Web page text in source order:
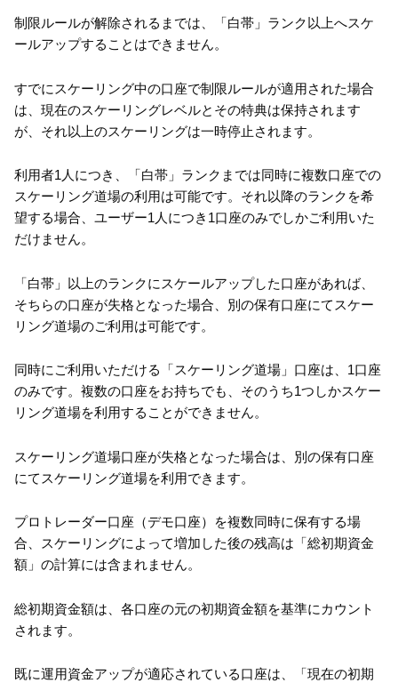
制限ルールが解除されるまでは、「白帯」ランク以上へスケ
ールアップすることはできません。
すでにスケーリング中の口座で制限ルールが適用された場合
は、現在のスケーリングレベルとその特典は保持されます
が、それ以上のスケーリングは一時停止されます。
利用者1人につき、「白帯」ランクまでは同時に複数口座での
スケーリング道場の利用は可能です。それ以降のランクを希
望する場合、ユーザー1人につき1口座のみでしかご利用いた
だけません。
「白帯」以上のランクにスケールアップした口座があれば、
そちらの口座が失格となった場合、別の保有口座にてスケー
リング道場のご利用は可能です。
同時にご利用いただける「スケーリング道場」口座は、1口座
のみです。複数の口座をお持ちでも、そのうち1つしかスケー
リング道場を利用することができません。
スケーリング道場口座が失格となった場合は、別の保有口座
にてスケーリング道場を利用できます。
プロトレーダー口座（デモ口座）を複数同時に保有する場
合、スケーリングによって増加した後の残高は「総初期資金
額」の計算には含まれません。
総初期資金額は、各口座の元の初期資金額を基準にカウント
されます。
既に運用資金アップが適応されている口座は、「現在の初期